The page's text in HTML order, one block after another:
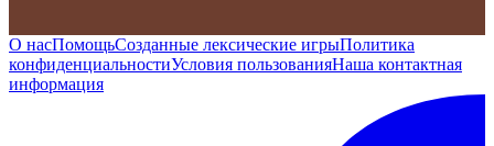
О насПомощьСозданные лексические игрыПолитика
конфиденциальностиУсловия пользованияНаша контактная
информация